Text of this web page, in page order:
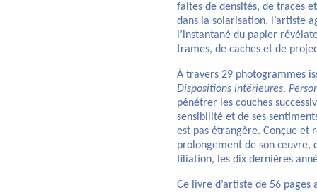
faites de densités, de traces
dans la solarisation, l’artiste
l’instantané du papier
trames, de caches et de
À travers 29 photogrammes
Dispositions intérieures,
pénétrer les couches
sensibilité et de ses
est pas étrangère. Conçue et
prolongement de son œuvre,
filiation, les dix dernières
Ce livre d’artiste de 56